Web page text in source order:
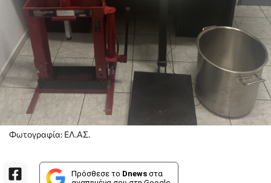
Φωτογραφία: ΕΛ.ΑΣ.
Πρόσθεσε το Dnews στα